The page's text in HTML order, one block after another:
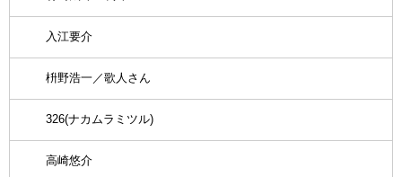
入江要介
枡野浩一／歌人さん
326(ナカムラミツル)
高崎悠介